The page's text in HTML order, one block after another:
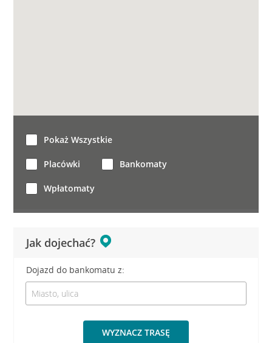
Jak dojechać?
Dojazd do bankomatu z:
WYZNACZ TRASĘ
Pokaż Wszystkie
Placówki Bankomaty
Wpłatomaty